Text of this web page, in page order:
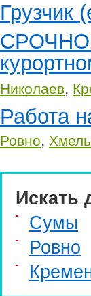
Грузчик
Николаев,
Работа
Ровно,
Искать
Сумы
Ровно